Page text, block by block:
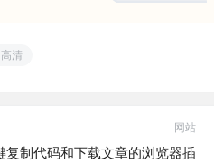
高清
网站
复制代码和下载文章的浏览器插